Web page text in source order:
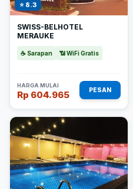
⭐ 8.3
SWISS-BELHOTEL
MERAUKE
☕ Sarapan 📶 WiFi Gratis
HARGA MULAI
Rp 604.965 PESAN